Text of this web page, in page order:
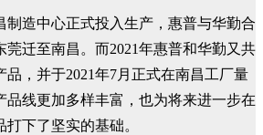
制造中心正式投入生产，惠普与华勤合
莞迁至南昌。而2021年惠普和华勤又共
品，并于2021年7月正式在南昌工厂量
品线更加多样丰富，也为将来进一步在
下了坚实的基础。